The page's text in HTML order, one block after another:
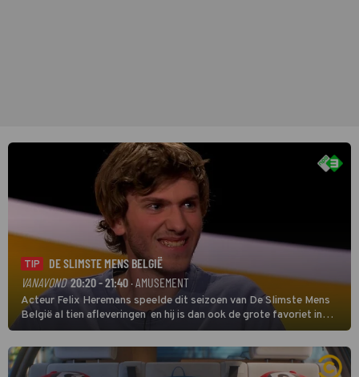
TIP
DE SLIMSTE MENS BELGIË
VANAVOND 20:20 - 21:40· AMUSEMENT
Acteur Felix Heremans speelde dit seizoen van De Slimste Mens
België al tien afleveringen en hij is dan ook de grote favoriet in
deze seizoensfinale. En er is Nederlandse inbreng, want komiek
Soundos El Ahmadi neemt plaats aan de jurytafel.